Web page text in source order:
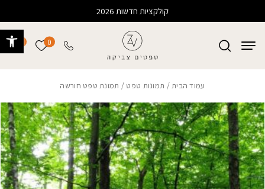
קולקציות חדשות 2026
0 הרשימה
עמוד הבית/ תמונות טפט / תמונת טפט חורשה